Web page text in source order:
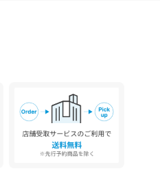
着こなしもすっきり見えておす
＊＊＊＊＊＊＊